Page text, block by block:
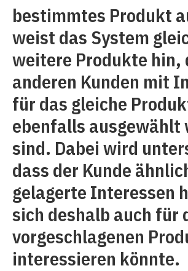
bestimmtes Produkt
weist das System
weitere Produkte hin,
anderen Kunden mit
für das gleiche
ebenfalls ausgewählt
sind. Dabei wird
dass der Kunde
gelagerte Interessen
sich deshalb auch für
vorgeschlagenen
interessieren könnte.